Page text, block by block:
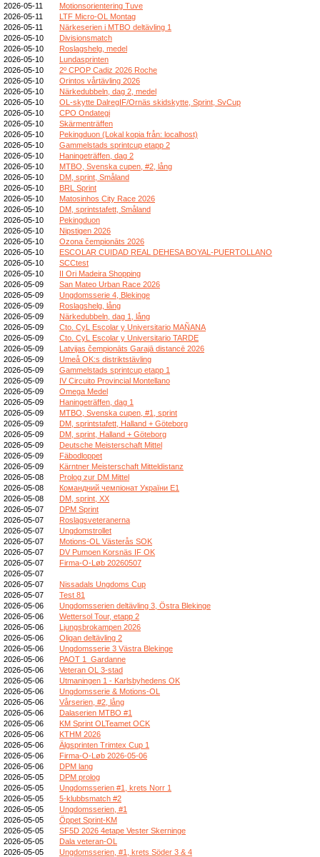
2026-05-11
Motionsorientering Tuve
2026-05-11
LTF Micro-OL Montag
2026-05-11
Närkeserien i MTBO deltävling 1
2026-05-10
Divisionsmatch
2026-05-10
Roslagshelg, medel
2026-05-10
Lundasprinten
2026-05-10
2º CPOP Cadiz 2026 Roche
2026-05-10
Orintos vårtävling 2026
2026-05-10
Närkedubbeln, dag 2, medel
2026-05-10
OL-skytte DalregIF/Ornäs skidskytte, Sprint, SvCup
2026-05-10
CPO Ondategi
2026-05-10
Skärmenträffen
2026-05-10
Pekingduon (Lokal kopia från: localhost)
2026-05-10
Gammelstads sprintcup etapp 2
2026-05-10
Haningeträffen, dag 2
2026-05-10
MTBO, Svenska cupen, #2, lång
2026-05-10
DM, sprint, Småland
2026-05-10
BRL Sprint
2026-05-10
Matosinhos City Race 2026
2026-05-10
DM, sprintstafett, Småland
2026-05-10
Pekingduon
2026-05-10
Nipstigen 2026
2026-05-10
Ozona čempionāts 2026
2026-05-10
ESCOLAR CUIDAD REAL DEHESA BOYAL-PUERTOLLANO
2026-05-10
SCCtest
2026-05-10
II Ori Madeira Shopping
2026-05-09
San Mateo Urban Race 2026
2026-05-09
Ungdomsserie 4, Blekinge
2026-05-09
Roslagshelg, lång
2026-05-09
Närkedubbeln, dag 1, lång
2026-05-09
Cto. CyL Escolar y Universitario MAÑANA
2026-05-09
Cto. CyL Escolar y Universitario TARDE
2026-05-09
Latvijas čempionāts Garajā distancē 2026
2026-05-09
Umeå OK:s distriktstävling
2026-05-09
Gammelstads sprintcup etapp 1
2026-05-09
IV Circuito Provincial Montellano
2026-05-09
Omega Medel
2026-05-09
Haningeträffen, dag 1
2026-05-09
MTBO, Svenska cupen, #1, sprint
2026-05-09
DM, sprintstafett, Halland + Göteborg
2026-05-09
DM, sprint, Halland + Göteborg
2026-05-09
Deutsche Meisterschaft Mittel
2026-05-09
Fäbodloppet
2026-05-09
Kärntner Meisterschaft Mitteldistanz
2026-05-08
Prolog zur DM Mittel
2026-05-08
Командний чемпіонат України E1
2026-05-08
DM, sprint, XX
2026-05-07
DPM Sprint
2026-05-07
Roslagsveteranerna
2026-05-07
Ungdomstrollet
2026-05-07
Motions-OL Västerås SOK
2026-05-07
DV Pumoen Korsnäs IF OK
2026-05-07
Firma-O-Løb 20260507
2026-05-07
2026-05-07
Nissadals Ungdoms Cup
2026-05-07
Test 81
2026-05-06
Ungdomsserien deltävling 3, Östra Blekinge
2026-05-06
Wettersol Tour, etapp 2
2026-05-06
Ljungsbrokampen 2026
2026-05-06
Oligan deltävling 2
2026-05-06
Ungdomsserie 3 Västra Blekinge
2026-05-06
PAOT 1_Gardanne
2026-05-06
Veteran OL 3-stad
2026-05-06
Utmaningen 1 - Karlsbyhedens OK
2026-05-06
Ungdomsserie & Motions-OL
2026-05-06
Vårserien, #2, lång
2026-05-06
Dalaserien MTBO #1
2026-05-06
KM Sprint OLTeamet OCK
2026-05-06
KTHM 2026
2026-05-06
Älgsprinten Trimtex Cup 1
2026-05-06
Firma-O-Løb 2026-05-06
2026-05-06
DPM lang
2026-05-05
DPM prolog
2026-05-05
Ungdomsserien #1, krets Norr 1
2026-05-05
5-klubbsmatch #2
2026-05-05
Ungdomsserien, #1
2026-05-05
Öppet Sprint-KM
2026-05-05
SF5D 2026 4etape Vester Skerninge
2026-05-05
Dala veteran-OL
2026-05-05
Ungdomsserien, #1, krets Söder 3 & 4